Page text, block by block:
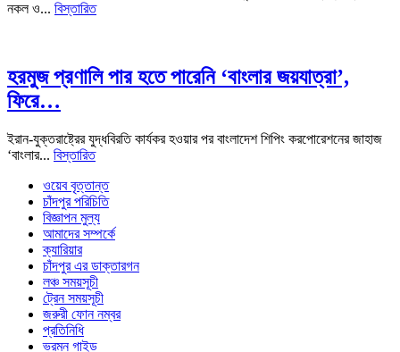
নকল ও... বিস্তারিত
হরমুজ প্রণালি পার হতে পারেনি ‘বাংলার জয়যাত্রা’,
ফিরে…
ইরান-যুক্তরাষ্ট্রের যুদ্ধবিরতি কার্যকর হওয়ার পর বাংলাদেশ শিপিং করপোরেশনের জাহাজ
‘বাংলার... বিস্তারিত
ওয়েব বৃত্তান্ত
চাঁদপুর পরিচিতি
বিজ্ঞাপন মুল্য
আমাদের সম্পর্কে
ক্যারিয়ার
চাঁদপুর এর ডাক্তারগন
লঞ্চ সময়সূচী
ট্রেন সময়সূচী
জরুরী ফোন নম্বর
প্রতিনিধি
ভ্রমন গাইড